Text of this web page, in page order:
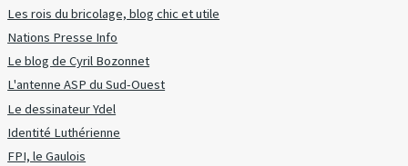
Les rois du bricolage, blog chic et utile
Nations Presse Info
Le blog de Cyril Bozonnet
L'antenne ASP du Sud-Ouest
Le dessinateur Ydel
Identité Luthérienne
FPI, le Gaulois